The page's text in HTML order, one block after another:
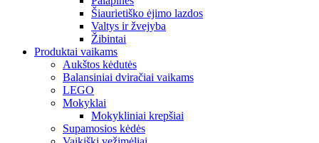
Šiaurietiško ėjimo lazdos
Valtys ir žvejyba
Žibintai
Produktai vaikams
Aukštos kėdutės
Balansiniai dviračiai vaikams
LEGO
Mokyklai
Mokykliniai krepšiai
Supamosios kėdės